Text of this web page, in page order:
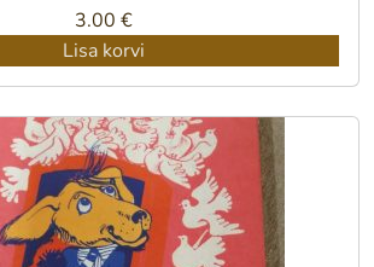
3.00 €
Lisa korvi